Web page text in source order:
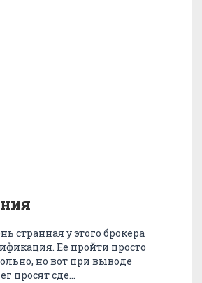
странная у этого брокера
Ее пройти просто
но вот при выводе
просят сде…